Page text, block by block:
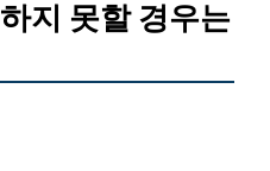
지 못할 경우는